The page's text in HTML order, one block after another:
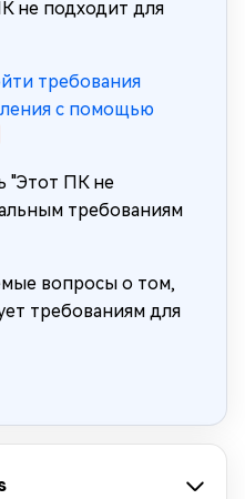
не подходит для
требования
с помощью
"Этот ПК не
требованиям
вопросы о том,
требованиям для